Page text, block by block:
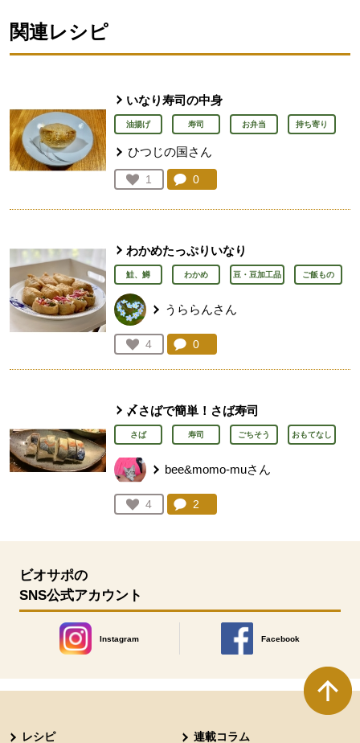
関連レシピ
いなり寿司の中身
油揚げ 寿司 お弁当 持ち寄り
ひつじの国さん
お気に入り登録：
1
人が登録
コメント：
0
わかめたっぷりいなり
鮭、鱒 わかめ 豆・豆加工品 ご飯もの
うららんさん
お気に入り登録：
4
人が登録
コメント：
0
〆さばで簡単！さば寿司
さば 寿司 ごちそう おもてなし
bee&momo-muさん
お気に入り登録：
4
人が登録
コメント：
2
ビオサポの
SNS公式アカウント
Instagram
別のウィンドウで開きます。
Facebook
別のウィンドウで開きます
レシピ 連載コラム